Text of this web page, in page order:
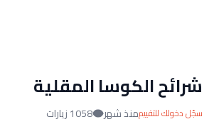
شرائح الكوسا المقلية
سجّل دخولك للتقييممنذ شهر 1058 زيارات